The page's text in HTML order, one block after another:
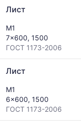
Лист
М1
7x600, 1500
ГОСТ 1173-2006
Лист
М1
6x600, 1500
ГОСТ 1173-2006